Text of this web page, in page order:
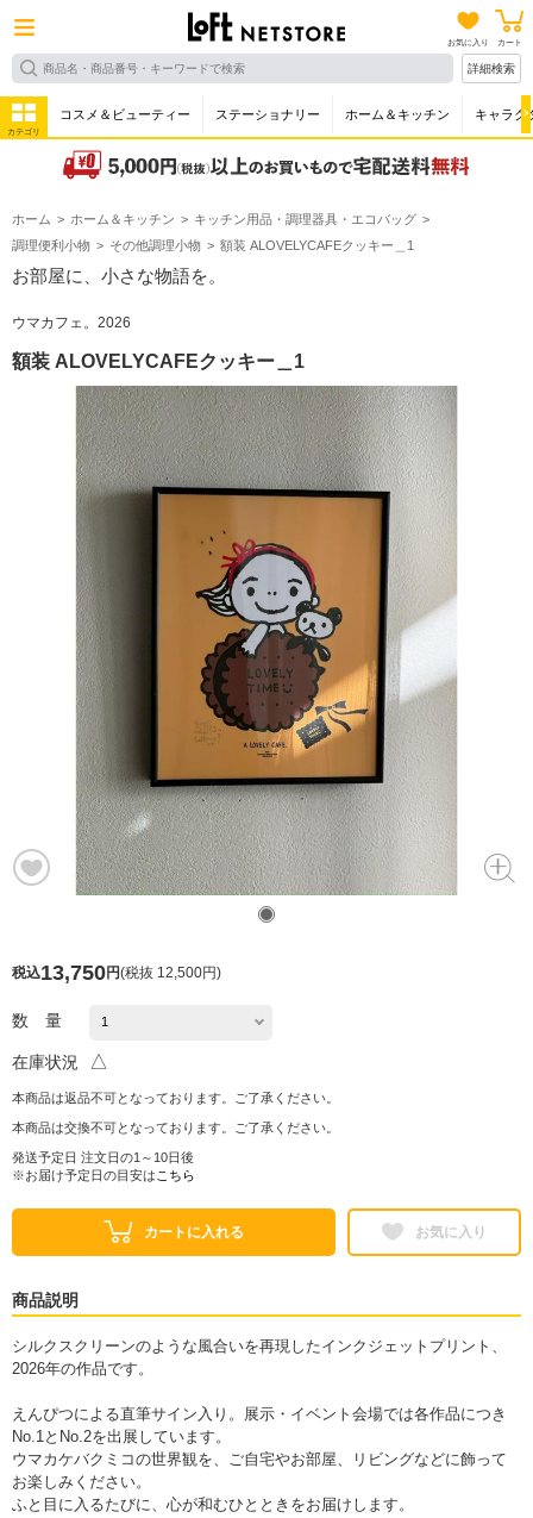
お気に入り カート
詳細検索
カテゴリ
コスメ＆ビューティー ステーショナリー ホーム＆キッチン キャラク
ホーム ホーム＆キッチン
キッチン用品・調理器具・エコバッグ
調理便利小物
その他調理小物 額装 ALOVELYCAFEクッキー＿1
お部屋に、小さな物語を。
ウマカフェ。2026
額装 ALOVELYCAFEクッキー＿1
税込13,750円(税抜 12,500円)
数 量
在庫状況 △
本商品は返品不可となっております。ご了承ください。
本商品は交換不可となっております。ご了承ください。
発送予定日 注文日の1～10日後
※お届け予定日の目安は こちら
カートに入れる お気に入り
商品説明
シルクスクリーンのような風合いを再現したインクジェットプリント、
2026年の作品です。
えんぴつによる直筆サイン入り。展示・イベント会場では各作品につき
No.1とNo.2を出展しています。
ウマカケバクミコの世界観を、ご自宅やお部屋、リビングなどに飾って
お楽しみください。
ふと目に入るたびに、心が和むひとときをお届けします。